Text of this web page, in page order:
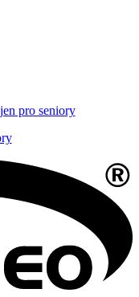
pro seniory